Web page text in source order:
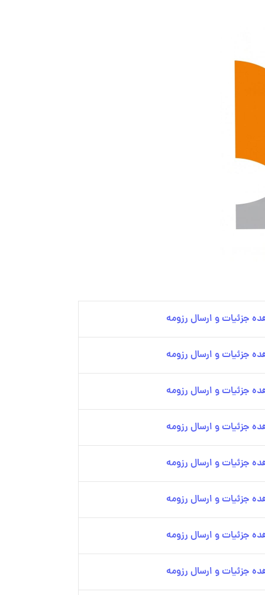
جزئیات و ارسال رزومه
جزئیات و ارسال رزومه
جزئیات و ارسال رزومه
جزئیات و ارسال رزومه
جزئیات و ارسال رزومه
جزئیات و ارسال رزومه
جزئیات و ارسال رزومه
جزئیات و ارسال رزومه